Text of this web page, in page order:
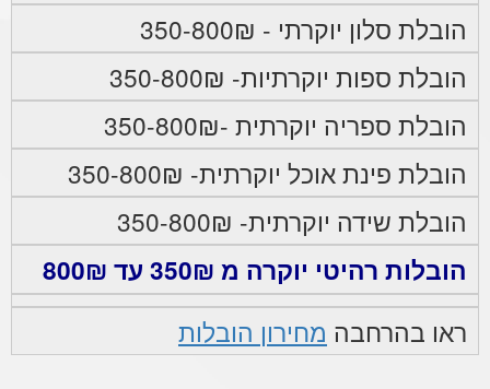
הובלת סלון יוקרתי - 350-800₪
הובלת ספות יוקרתיות- 350-800₪
הובלת ספריה יוקרתית -350-800₪
הובלת פינת אוכל יוקרתית- 350-800₪
הובלת שידה יוקרתית- 350-800₪
הובלות רהיטי יוקרה מ 350₪ עד 800₪
ראו בהרחבה מחירון הובלות